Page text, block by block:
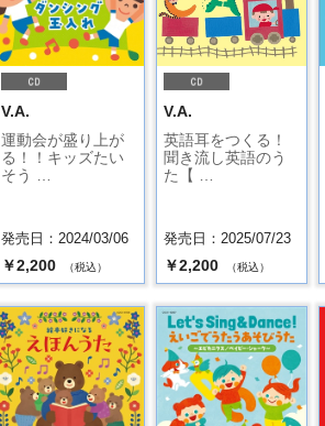
V.A.
運動会が盛り上が
る！！キッズたい
そう …
発売日：2024/03/06
￥2,200 （税込）
V.A.
英語耳をつくる！
聞き流し英語のう
た【 …
発売日：2025/07/23
￥2,200 （税込）